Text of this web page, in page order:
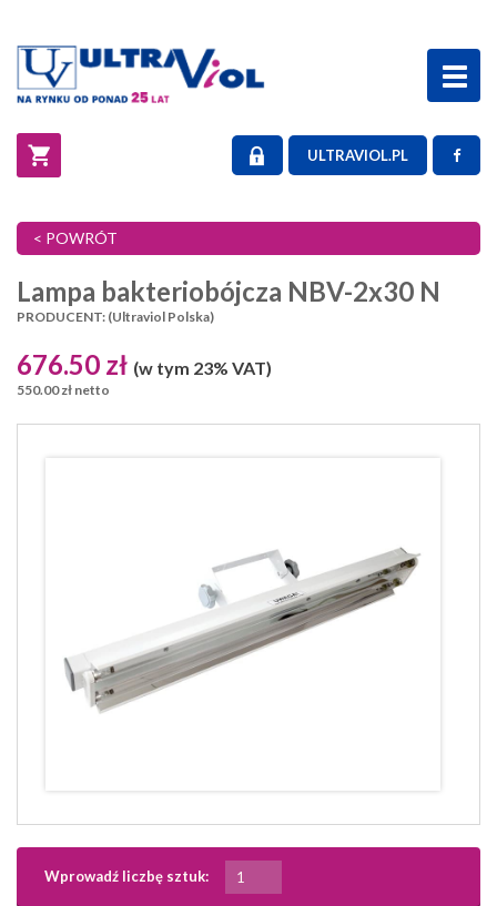
ULTRAVIOL.PL
< POWRÓT
Lampa bakteriobójcza NBV-2x30 N
PRODUCENT: (Ultraviol Polska)
676.50 zł (w tym 23% VAT)
550.00 zł netto
Wprowadź liczbę sztuk: